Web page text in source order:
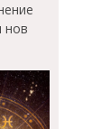
нов